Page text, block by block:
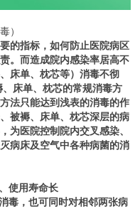
）
的指标，如何防止医院病区
。而造成院内感染率居高不
床单、枕芯等）消毒不彻
床单、枕芯的常规消毒方
法只能达到浅表的消毒的作
被褥、床单、枕芯深层的病
为医院控制院内交叉感染、
病床及空气中各种病菌的消
使用寿命长
毒，也可同时对相邻两张病